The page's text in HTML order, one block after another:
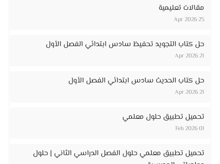
مقالات تعليمية
25 Apr 2026
حل كتاب التجويد تحفيظ سادس ابتدائي الفصل الأول
21 Apr 2026
حل كتاب الحديث سادس ابتدائي الفصل الأول
21 Apr 2026
تحميل تطبيق حلول معلمي
01 Feb 2026
تحميل تطبيق معلمي حلول الفصل الدراسي الثاني | حلول